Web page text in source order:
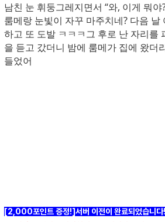
남친 눈 휘둥그레지면서 “와, 이게 뭐
룸메랑 눈빛이 자꾸 마주치네? 다음
하고 또 도발 ㅋㅋㅋ그 후로 난 자리를
을 듣고 갔더니 밤에 룸메가 집에 왔
들었어
[2,000포인트 증정!]서버 이전이 완료되었습니다